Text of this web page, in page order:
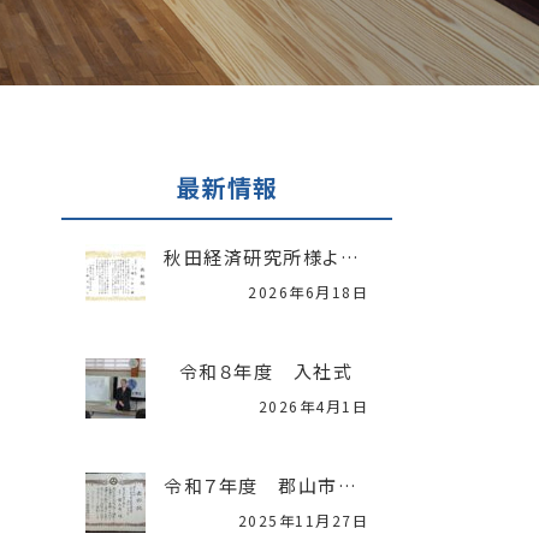
最新情報
秋田経済研究所様より「中小企業振興表彰」を受賞いたしました
2026年6月18日
令和８年度 入社式
2026年4月1日
令和７年度 郡山市優良建設工事表彰
2025年11月27日